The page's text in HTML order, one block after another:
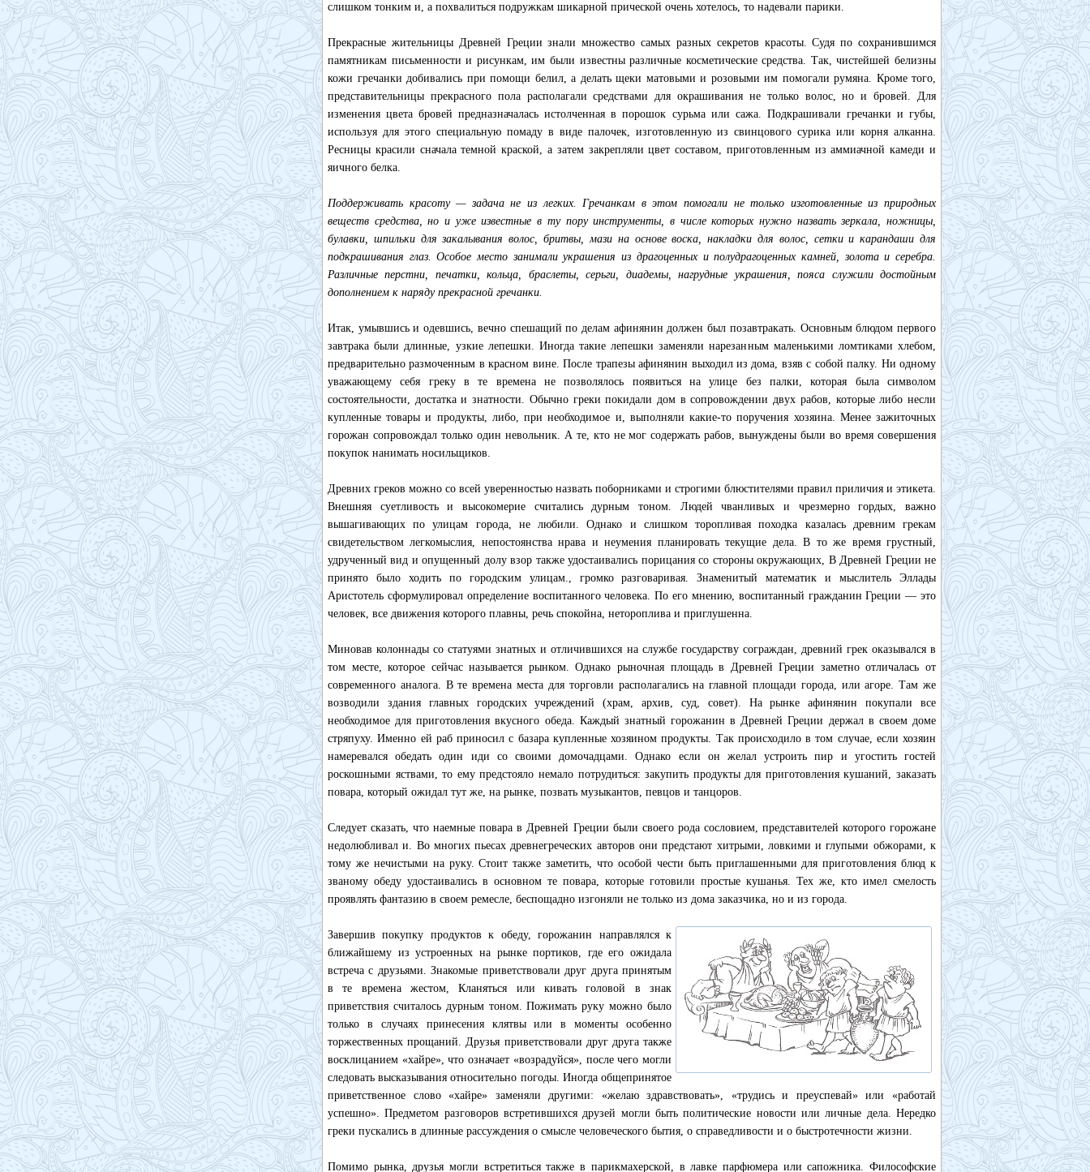
слишком тонким и, а похвалиться подружкам шикарной прической очень хотелось, то надевали парики.
Прекрасные жительницы Древней Греции знали множество самых разных секретов красоты. Судя по сохранившимся
памятникам письменности и рисункам, им были известны различные косметические средства. Так, чистейшей белизны
кожи гречанки добивались при помощи белил, а делать щеки матовыми и розовыми им помогали румяна. Кроме того,
представительницы прекрасного пола располагали средствами для окрашивания не только волос, но и бровей. Для
изменения цвета бровей предназначалась истолченная в порошок сурьма или сажа. Подкрашивали гречанки и губы,
используя для этого специальную помаду в виде палочек, изготовленную из свинцового сурика или корня алканна.
Ресницы красили сначала темной краской, а затем закрепляли цвет составом, приготовленным из аммиачной камеди и
яичного белка.
Поддерживать красоту — задача не из легких. Гречанкам в этом помогали не только изготовленные из природных
веществ средства, но и уже известные в ту пору инструменты, в числе которых нужно назвать зеркала, ножницы,
булавки, шпильки для закалывания волос, бритвы, мази на основе воска, накладки для волос, сетки и карандаши для
подкрашивания глаз. Особое место занимали украшения из драгоценных и полудрагоценных камней, золота и серебра.
Различные перстни, печатки, кольца, браслеты, серьги, диадемы, нагрудные украшения, пояса служили достойным
дополнением к наряду прекрасной гречанки.
Итак, умывшись и одевшись, вечно спешащий по делам афинянин должен был позавтракать. Основным блюдом первого
завтрака были длинные, узкие лепешки. Иногда такие лепешки заменяли нарезанным маленькими ломтиками хлебом,
предварительно размоченным в красном вине. После трапезы афинянин выходил из дома, взяв с собой палку. Ни одному
уважающему себя греку в те времена не позволялось появиться на улице без палки, которая была символом
состоятельности, достатка и знатности. Обычно греки покидали дом в сопровождении двух рабов, которые либо несли
купленные товары и продукты, либо, при необходимое и, выполняли какие-то поручения хозяина. Менее зажиточных
горожан сопровождал только один невольник. А те, кто не мог содержать рабов, вынуждены были во время совершения
покупок нанимать носильщиков.
Древних греков можно со всей уверенностью назвать поборниками и строгими блюстителями правил приличия и этикета.
Внешняя суетливость и высокомерие считались дурным тоном. Людей чванливых и чрезмерно гордых, важно
вышагивающих по улицам города, не любили. Однако и слишком торопливая походка казалась древним грекам
свидетельством легкомыслия, непостоянства нрава и неумения планировать текущие дела. В то же время грустный,
удрученный вид и опущенный долу взор также удостаивались порицания со стороны окружающих, В Древней Греции не
принято было ходить по городским улицам., громко разговаривая. Знаменитый математик и мыслитель Эллады
Аристотель сформулировал определение воспитанного человека. По его мнению, воспитанный гражданин Греции — это
человек, все движения которого плавны, речь спокойна, нетороплива и приглушенна.
Миновав колоннады со статуями знатных и отличившихся на службе государству сограждан, древний грек оказывался в
том месте, которое сейчас называется рынком. Однако рыночная площадь в Древней Греции заметно отличалась от
современного аналога. В те времена места для торговли располагались на главной площади города, или агоре. Там же
возводили здания главных городских учреждений (храм, архив, суд, совет). На рынке афинянин покупали все
необходимое для приготовления вкусного обеда. Каждый знатный горожанин в Древней Греции держал в своем доме
стряпуху. Именно ей раб приносил с базара купленные хозяином продукты. Так происходило в том случае, если хозяин
намеревался обедать один иди со своими домочадцами. Однако если он желал устроить пир и угостить гостей
роскошными яствами, то ему предстояло немало потрудиться: закупить продукты для приготовления кушаний, заказать
повара, который ожидал тут же, на рынке, позвать музыкантов, певцов и танцоров.
Следует сказать, что наемные повара в Древней Греции были своего рода сословием, представителей которого горожане
недолюбливал и. Во многих пьесах древнегреческих авторов они предстают хитрыми, ловкими и глупыми обжорами, к
тому же нечистыми на руку. Стоит также заметить, что особой чести быть приглашенными для приготовления блюд к
званому обеду удостаивались в основном те повара, которые готовили простые кушанья. Тех же, кто имел смелость
проявлять фантазию в своем ремесле, беспощадно изгоняли не только из дома заказчика, но и из города.
Завершив покупку продуктов к обеду, горожанин направлялся к
ближайшему из устроенных на рынке портиков, где его ожидала
встреча с друзьями. Знакомые приветствовали друг друга принятым
в те времена жестом, Кланяться или кивать головой в знак
приветствия считалось дурным тоном. Пожимать руку можно было
только в случаях принесения клятвы или в моменты особенно
торжественных прощаний. Друзья приветствовали друг друга также
восклицанием «хайре», что означает «возрадуйся», после чего могли
следовать высказывания относительно погоды. Иногда общепринятое
приветственное слово «хайре» заменяли другими: «желаю здравствовать», «трудись и преуспевай» или «работай
успешно». Предметом разговоров встретившихся друзей могли быть политические новости или личные дела. Нередко
греки пускались в длинные рассуждения о смысле человеческого бытия, о справедливости и о быстротечности жизни.
Помимо рынка, друзья могли встретиться также в парикмахерской, в лавке парфюмера или сапожника. Философские